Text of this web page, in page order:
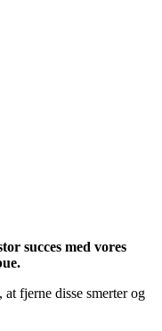
succes med vores
fjerne disse smerter og